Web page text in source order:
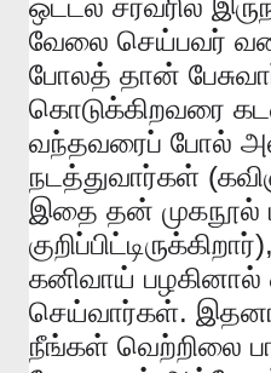
ஒட்டல் சர்வரில்
வேலை செய்பவர்
போலத் தான்
கொடுக்கிறவரை
வந்தவரைப் போல்
நடத்துவார்கள் (
இதை தன் முகநூல்
குறிப்பிட்டிருக்கிறார்),
கனிவாய் பழகினால்
செய்வார்கள்.
நீங்கள் வெற்றிலை